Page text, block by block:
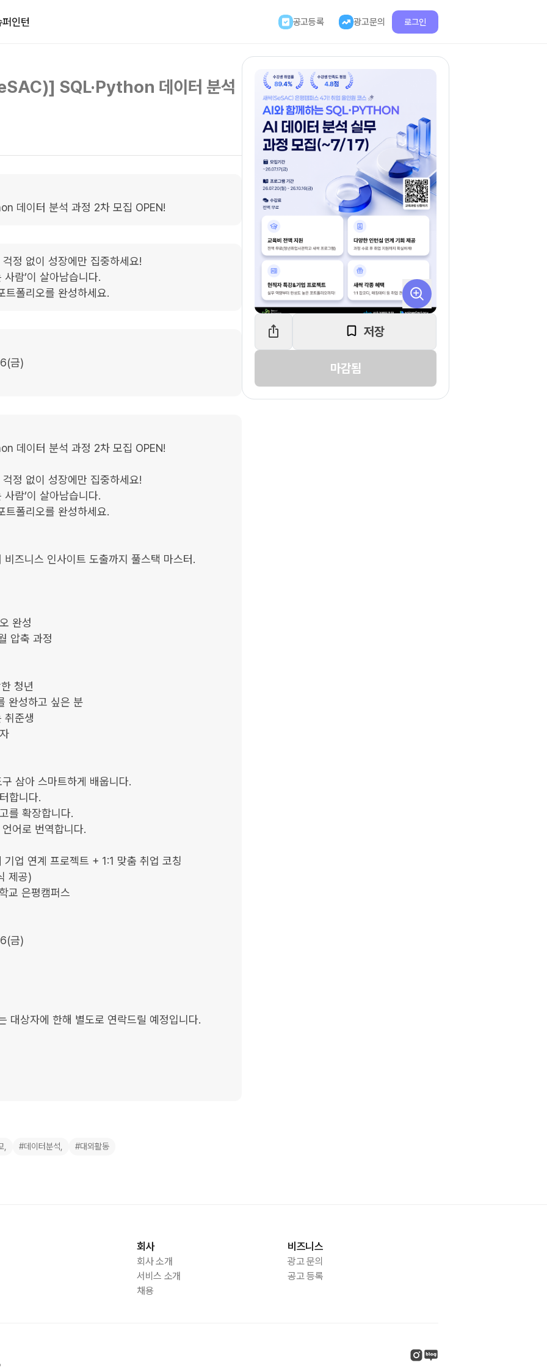
퍼인턴 공고등록 광고문의 로그인
SQL·Python 데이터 분석
데이터 분석 과정 2차 모집 OPEN!
정 없이 성장에만 집중하세요!
람’이 살아남습니다.
폴리오를 완성하세요.
금)
데이터 분석 과정 2차 모집 OPEN!
정 없이 성장에만 집중하세요!
람’이 살아남습니다.
폴리오를 완성하세요.
즈니스 인사이트 도출까지 풀스택 마스터.
완성
압축 과정
청년
완성하고 싶은 분
취준생
삼아 스마트하게 배웁니다.
합니다.
를 확장합니다.
어로 번역합니다.
업 연계 프로젝트 + 1:1 맞춤 취업 코칭
제공)
교 은평캠퍼스
금)
대상자에 한해 별도로 연락드릴 예정입니다.
, #데이터분석, #대외활동
저장
마감됨
회사
회사 소개
서비스 소개
채용
비즈니스
광고 문의
공고 등록